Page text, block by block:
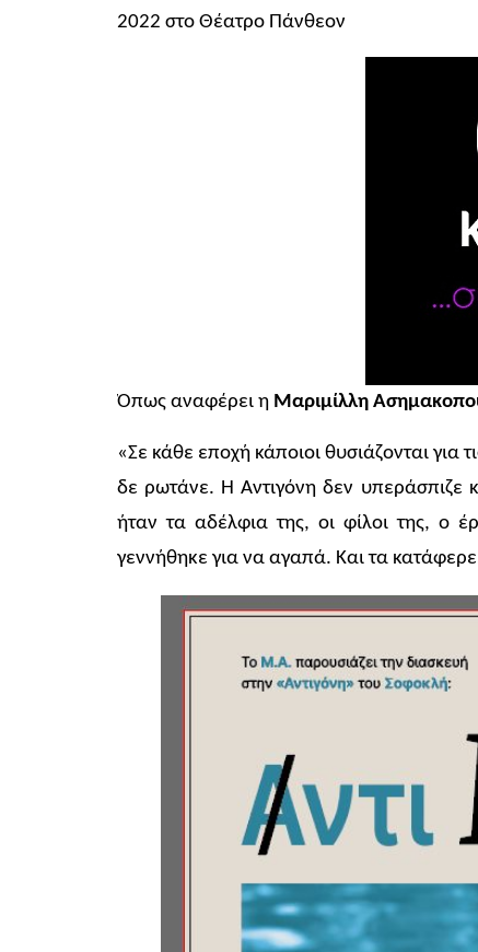
2022 στο Θέατρο Πάνθεον
Όπως αναφέρει η Μαριμίλλη
«Σε κάθε εποχή κάποιοι θυσιάζονται για
δε ρωτάνε. Η Αντιγόνη δεν υπεράσπιζε
ήταν τα αδέλφια της, οι φίλοι της, ο
γεννήθηκε για να αγαπά. Και τα